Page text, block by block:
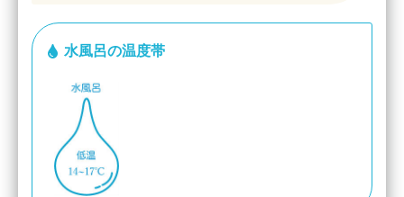
水風呂の温度帯